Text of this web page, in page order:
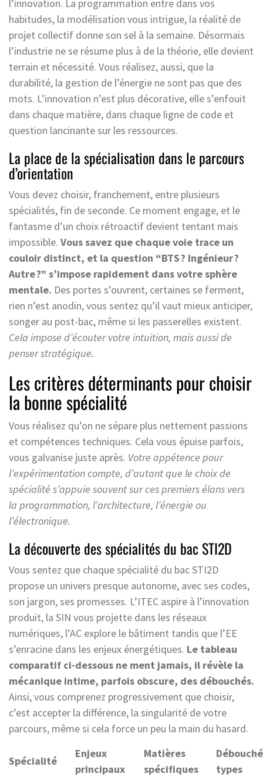
l’innovation. La programmation entre dans vos
habitudes, la modélisation vous intrigue, la réalité de
projet collectif donne son sel à la semaine. Désormais
l’industrie ne se résume plus à de la théorie, elle devient
terrain et nécessité. Vous réalisez, aussi, que la
durabilité, la gestion de l’énergie ne sont pas que des
mots. L’innovation n’est plus décorative, elle s’enfouit
dans chaque matière, dans chaque ligne de code et
question lancinante sur les ressources.
La place de la spécialisation dans le parcours
d’orientation
Vous devez choisir, franchement, entre plusieurs
spécialités, fin de seconde. Ce moment engage, et le
fantasme d’un choix rétroactif devient tentant mais
impossible. Vous savez que chaque voie trace un
couloir distinct, et la question “BTS ? Ingénieur ?
Autre ?” s’impose rapidement dans votre sphère
mentale. Des portes s’ouvrent, certaines se ferment,
rien n’est anodin, vous sentez qu’il vaut mieux anticiper,
songer au post-bac, même si les passerelles existent.
Cela impose d’écouter votre intuition, mais aussi de
penser stratégique.
Les critères déterminants pour choisir
la bonne spécialité
Vous réalisez qu’on ne sépare plus nettement passions
et compétences techniques. Cela vous épuise parfois,
vous galvanise juste après. Votre appétence pour
l’expérimentation compte, d’autant que le choix de
spécialité s’appuie souvent sur ces premiers élans vers
la programmation, l’architecture, l’énergie ou
l’électronique.
La découverte des spécialités du bac STI2D
Vous sentez que chaque spécialité du bac STI2D
propose un univers presque autonome, avec ses codes,
son jargon, ses promesses. L’ITEC aspire à l’innovation
produit, la SIN vous projette dans les réseaux
numériques, l’AC explore le bâtiment tandis que l’EE
s’enracine dans les enjeux énergétiques. Le tableau
comparatif ci-dessous ne ment jamais, il révèle la
mécanique intime, parfois obscure, des débouchés.
Ainsi, vous comprenez progressivement que choisir,
c’est accepter la différence, la singularité de votre
parcours, même si cela force un peu la main du hasard.
Spécialité
Enjeux
principaux
Matières
spécifiques
types